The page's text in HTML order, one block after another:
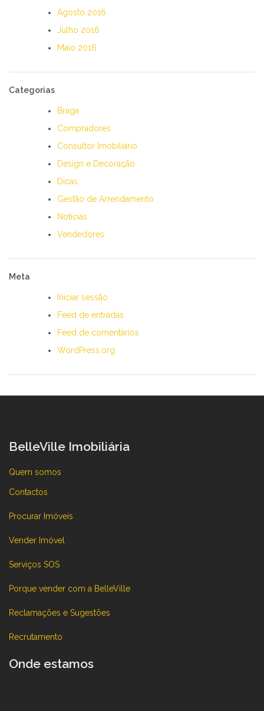
Agosto 2016
Julho 2016
Maio 2016
Categorias
Braga
Compradores
Consultor Imobiliário
Design e Decoração
Dicas
Gestão de Arrendamento
Notícias
Vendedores
Meta
Iniciar sessão
Feed de entradas
Feed de comentários
WordPress.org
BelleVille Imobiliária
Quem somos
Contactos
Procurar Imóveis
Vender Imóvel
Serviços SOS
Porque vender com a BelleVille
Reclamações e Sugestões
Recrutamento
Onde estamos